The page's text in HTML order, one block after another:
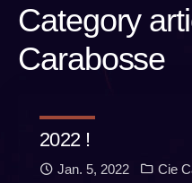
Category
Carabosse
2022 !
Jan. 5, 2022 Cie